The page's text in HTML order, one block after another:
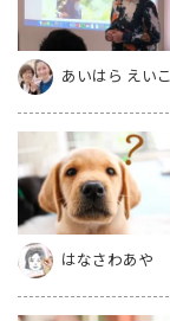
あいはら えいこ
はなさわあや